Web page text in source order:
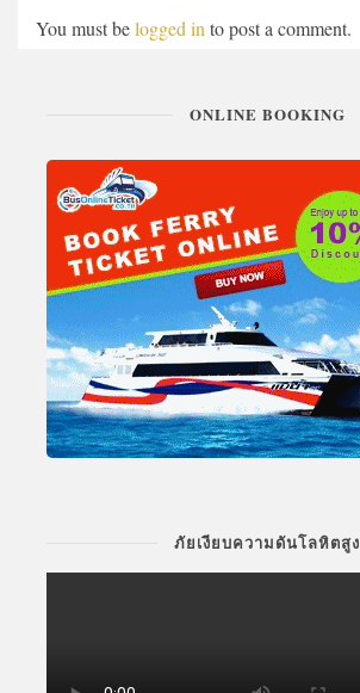
You must belogged into post a comment.
ONLINE BOOKING
ภัยเงียบความดันโลหิตสูง